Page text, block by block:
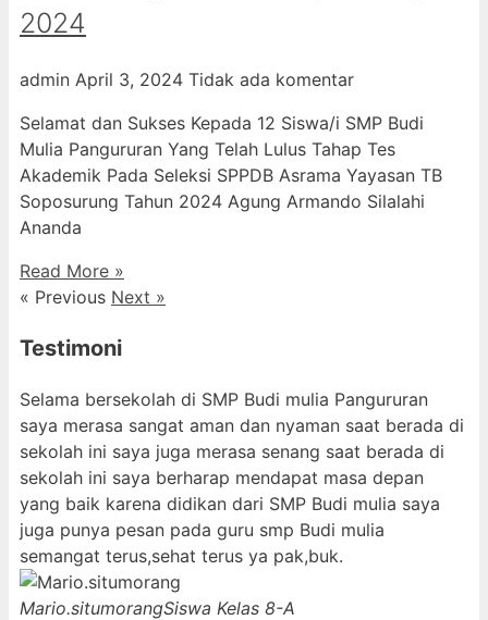
2024
admin April 3, 2024 Tidak ada komentar
Selamat dan Sukses Kepada 12 Siswa/i SMP Budi
Mulia Pangururan Yang Telah Lulus Tahap Tes
Akademik Pada Seleksi SPPDB Asrama Yayasan TB
Soposurung Tahun 2024 Agung Armando Silalahi
⁠Ananda
Read More »
« Previous Next »
Testimoni
Selama bersekolah di SMP Budi mulia Pangururan
saya merasa sangat aman dan nyaman saat berada di
sekolah ini saya juga merasa senang saat berada di
sekolah ini saya berharap mendapat masa depan
yang baik karena didikan dari SMP Budi mulia saya
juga punya pesan pada guru smp Budi mulia
semangat terus,sehat terus ya pak,buk.
Mario.situmorangSiswa Kelas 8-A